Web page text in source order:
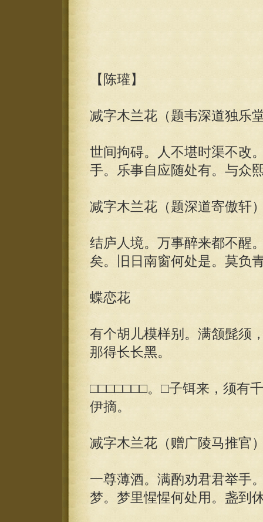
【陈瓘】
减字木兰花（题韦深道独乐
世间拘碍。人不堪时渠不改
手。乐事自应随处有。与众
减字木兰花（题深道寄傲轩
结庐人境。万事醉来都不醒
矣。旧日南窗何处是。莫负
蝶恋花
有个胡儿模样别。满颔髭须
那得长长黑。
□□□□□□□。□子铒来，须有
伊摘。
减字木兰花（赠广陵马推官
一尊薄酒。满酌劝君君举手
梦。梦里惺惺何处用。盏到